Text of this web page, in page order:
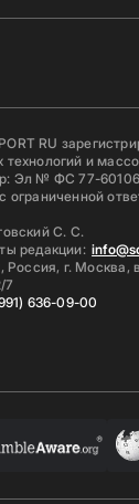
RU
и
Эл № ФС 77-60106
ограниченной
С. С.
редакции:
Россия, г.
7
636-09-00